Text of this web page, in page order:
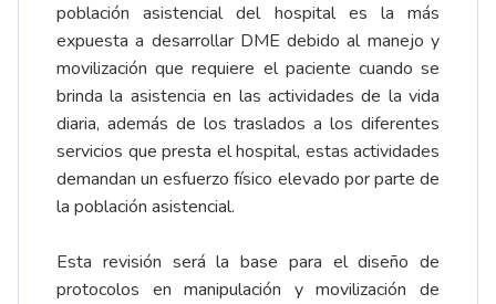
población asistencial del hospital es la más
expuesta a desarrollar DME debido al manejo y
movilización que requiere el paciente cuando se
brinda la asistencia en las actividades de la vida
diaria, además de los traslados a los diferentes
servicios que presta el hospital, estas actividades
demandan un esfuerzo físico elevado por parte de
la población asistencial.
Esta revisión será la base para el diseño de
protocolos en manipulación y movilización de